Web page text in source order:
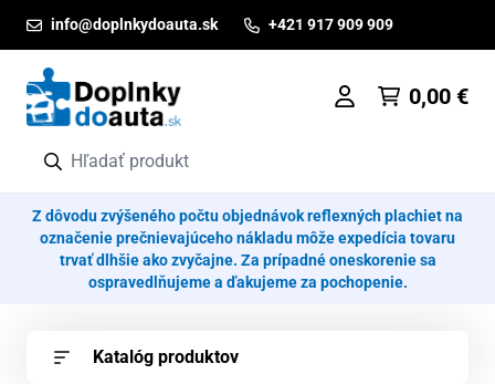
info@doplnkydoauta.sk +421 917 909 909
0,00 €
Z dôvodu zvýšeného počtu objednávok reflexných plachiet na
označenie prečnievajúceho nákladu môže expedícia tovaru
trvať dlhšie ako zvyčajne. Za prípadné oneskorenie sa
ospravedlňujeme a ďakujeme za pochopenie.
Katalóg produktov